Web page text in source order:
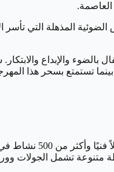
المذهلة التي تأسر
بالضوء والإبداع
تستمتع بسحر هذا
متنوعة تشمل الجولات